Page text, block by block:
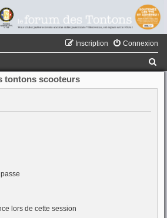
Connexion
Inscription
tontons scooteurs
lors de cette session